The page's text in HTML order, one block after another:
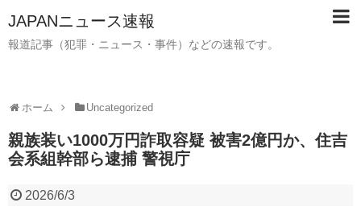
JAPANニュース速報
報道記事（犯罪・ニュース・事件）などの速報です。
ホーム Uncategorized
親族装い1000万円詐取容疑 被害2億円か、住吉
会系組幹部ら逮捕 警視庁
2026/6/3